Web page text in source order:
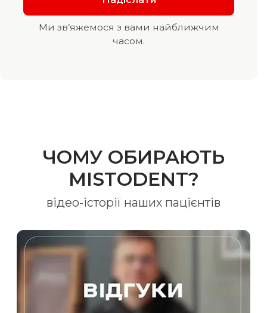
Ми зв’яжемося з вами найближчим
часом.
ЧОМУ ОБИРАЮТЬ
MISTODENT?
відео-історії наших пацієнтів